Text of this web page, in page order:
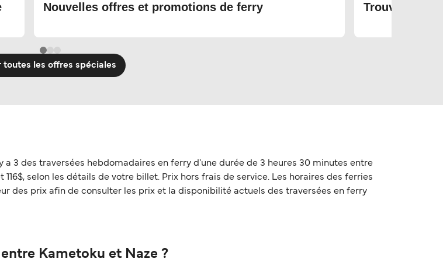
Nouvelles offres et promotions de ferry Trouvez les
toutes les offres spéciales
a 3 des traversées hebdomadaires en ferry d'une durée de 3 heures 30 minutes entre
selon les détails de votre billet. Prix hors frais de service. Les horaires des ferries
des prix afin de consulter les prix et la disponibilité actuels des traversées en ferry
Kametoku et Naze ?